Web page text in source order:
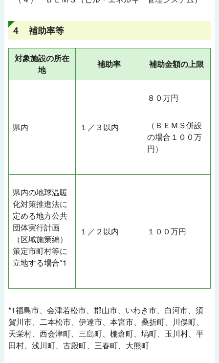
県からのお知らせ
企業・団体の
４ 補助率等
対象施設の所在
地
補助率 補助金額の上限
県内 １／３以内
８０万円
（ＢＥＭＳ併設
の場合１００万
円）
県内の地球温暖
化対策推進法に
定める地方公共
団体実行計画
（区域施策編）
策定市町村等に
立地する場合*1
１／２以内 １００万円
*1福島市、会津若松市、郡山市、いわき市、白河市、須
賀川市、二本松市、伊達市、本宮市、桑折町、川俣町、
天栄村、西会津町、三島町、棚倉町、塙町、玉川村、平
田村、浅川町、古殿町、三春町、大熊町